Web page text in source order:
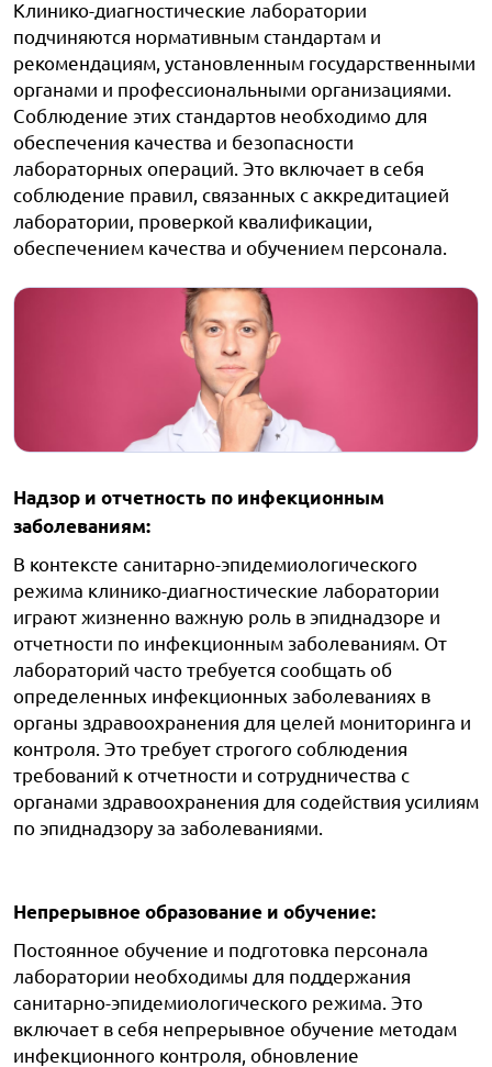
Клинико-диагностические лаборатории
подчиняются нормативным стандартам и
рекомендациям, установленным государственными
органами и профессиональными организациями.
Соблюдение этих стандартов необходимо для
обеспечения качества и безопасности
лабораторных операций. Это включает в себя
соблюдение правил, связанных с аккредитацией
лаборатории, проверкой квалификации,
обеспечением качества и обучением персонала.
Надзор и отчетность по инфекционным
заболеваниям:
В контексте санитарно-эпидемиологического
режима клинико-диагностические лаборатории
играют жизненно важную роль в эпиднадзоре и
отчетности по инфекционным заболеваниям. От
лабораторий часто требуется сообщать об
определенных инфекционных заболеваниях в
органы здравоохранения для целей мониторинга и
контроля. Это требует строгого соблюдения
требований к отчетности и сотрудничества с
органами здравоохранения для содействия усилиям
по эпиднадзору за заболеваниями.
Непрерывное образование и обучение:
Постоянное обучение и подготовка персонала
лаборатории необходимы для поддержания
санитарно-эпидемиологического режима. Это
включает в себя непрерывное обучение методам
инфекционного контроля, обновление